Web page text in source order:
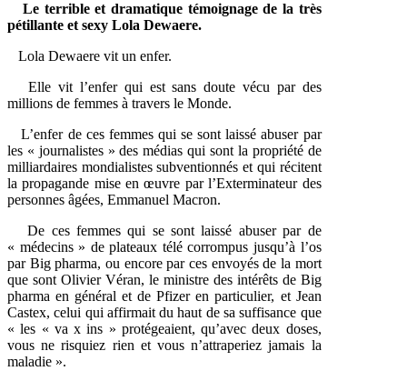
Le terrible et dramatique témoignage de la très
pétillante et sexy Lola Dewaere.
Lola Dewaere vit un enfer.
Elle vit l’enfer qui est sans doute vécu par des
millions de femmes à travers le Monde.
L’enfer de ces femmes qui se sont laissé abuser par
les « journalistes » des médias qui sont la propriété de
milliardaires mondialistes subventionnés et qui récitent
la propagande mise en œuvre par l’Exterminateur des
personnes âgées, Emmanuel Macron.
De ces femmes qui se sont laissé abuser par de
« médecins » de plateaux télé corrompus jusqu’à l’os
par Big pharma, ou encore par ces envoyés de la mort
que sont Olivier Véran, le ministre des intérêts de Big
pharma en général et de Pfizer en particulier, et Jean
Castex, celui qui affirmait du haut de sa suffisance que
« les « va x ins » protégeaient, qu’avec deux doses,
vous ne risquiez rien et vous n’attraperiez jamais la
maladie ».